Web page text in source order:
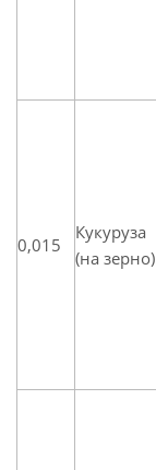
0,015
Кукуруза
(на зерно)